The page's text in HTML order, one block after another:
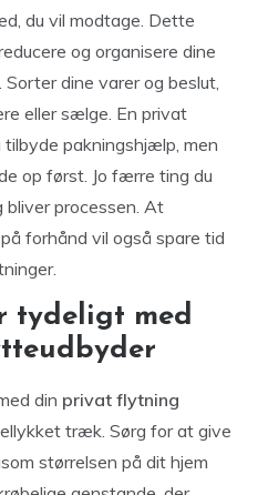
du vil modtage. Dette
og organisere dine
dine varer og beslut,
eller sælge. En privat
pakningshjælp, men
op først. Jo færre ting du
bliver processen. At
forhånd vil også spare tid
tydeligt med
din privat flytning
træk. Sørg for at give
størrelsen på dit hjem